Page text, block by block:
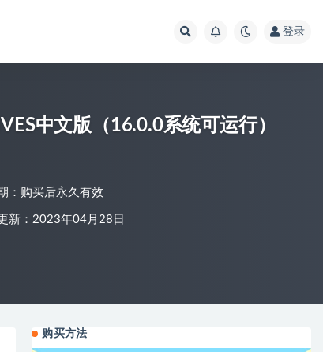
登录
中文版（16.0.0系统可运行）
：购买后永久有效
新：2023年04月28日
购买方法